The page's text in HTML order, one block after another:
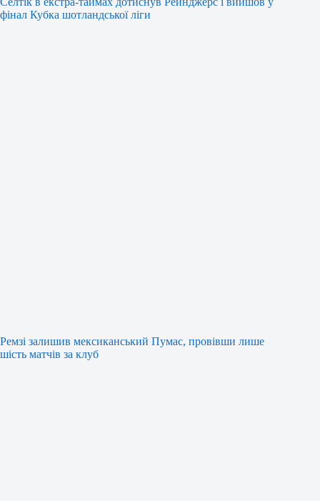
фінал Кубка шотландської ліги
Ремзі залишив мексиканський Пумас, провівши лише
шість матчів за клуб